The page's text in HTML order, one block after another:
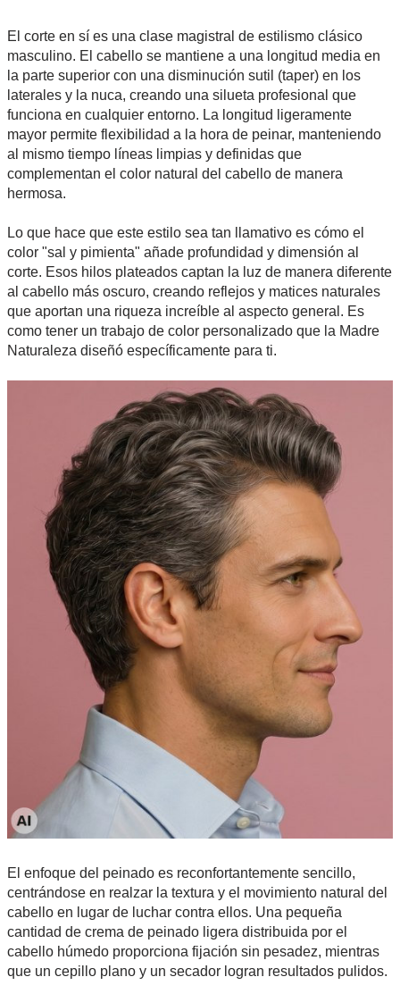
El corte en sí es una clase magistral de estilismo clásico
masculino. El cabello se mantiene a una longitud media en
la parte superior con una disminución sutil (taper) en los
laterales y la nuca, creando una silueta profesional que
funciona en cualquier entorno. La longitud ligeramente
mayor permite flexibilidad a la hora de peinar, manteniendo
al mismo tiempo líneas limpias y definidas que
complementan el color natural del cabello de manera
hermosa.
Lo que hace que este estilo sea tan llamativo es cómo el
color "sal y pimienta" añade profundidad y dimensión al
corte. Esos hilos plateados captan la luz de manera diferente
al cabello más oscuro, creando reflejos y matices naturales
que aportan una riqueza increíble al aspecto general. Es
como tener un trabajo de color personalizado que la Madre
Naturaleza diseñó específicamente para ti.
El enfoque del peinado es reconfortantemente sencillo,
centrándose en realzar la textura y el movimiento natural del
cabello en lugar de luchar contra ellos. Una pequeña
cantidad de crema de peinado ligera distribuida por el
cabello húmedo proporciona fijación sin pesadez, mientras
que un cepillo plano y un secador logran resultados pulidos.